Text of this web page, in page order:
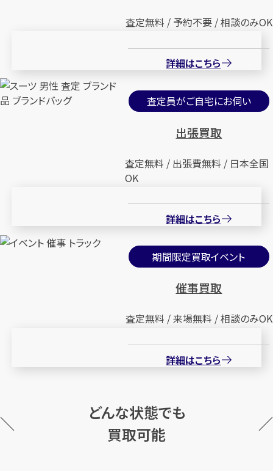
査定無料 / 予約不要 / 相談のみOK
詳細はこちら
査定員がご自宅にお伺い
出張買取
査定無料 / 出張費無料 / 日本全国
OK
詳細はこちら
期間限定買取イベント
催事買取
査定無料 / 来場無料 / 相談のみOK
詳細はこちら
どんな状態でも
買取可能